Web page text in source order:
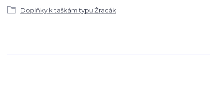
Doplňky k taškám typu Žracák